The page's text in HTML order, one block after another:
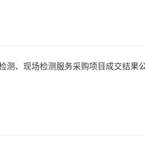
测、现场检测服务采购项目成交结果